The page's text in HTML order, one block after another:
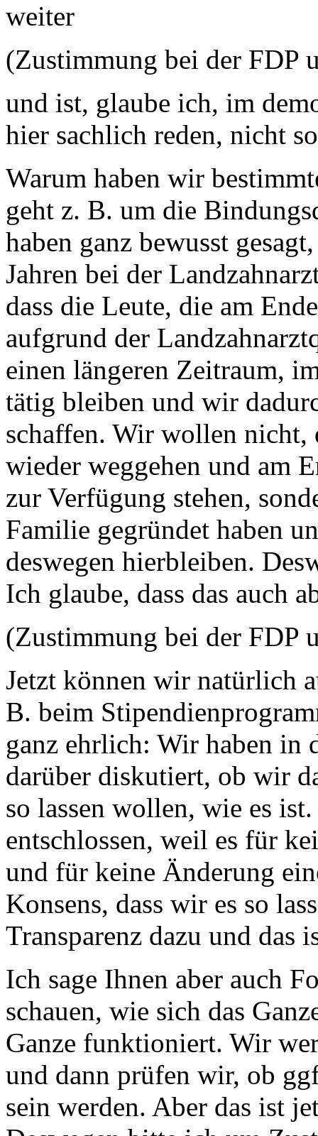
weiter
(Zustimmung bei der FDP
und ist, glaube ich, im
hier sachlich reden, nicht
Warum haben wir
geht z. B. um die
haben ganz bewusst
Jahren bei der
dass die Leute, die am
aufgrund der
einen längeren Zeitraum,
tätig bleiben und wir
schaffen. Wir wollen nicht,
wieder weggehen und am
zur Verfügung stehen,
Familie gegründet haben
deswegen hierbleiben.
Ich glaube, dass das auch
(Zustimmung bei der FDP
Jetzt können wir natürlich
B. beim
ganz ehrlich: Wir haben in
darüber diskutiert, ob wir
so lassen wollen, wie es
entschlossen, weil es für
und für keine Änderung
Konsens, dass wir es so
Transparenz dazu und das
Ich sage Ihnen aber auch
schauen, wie sich das
Ganze funktioniert. Wir
und dann prüfen wir, ob
sein werden. Aber das ist